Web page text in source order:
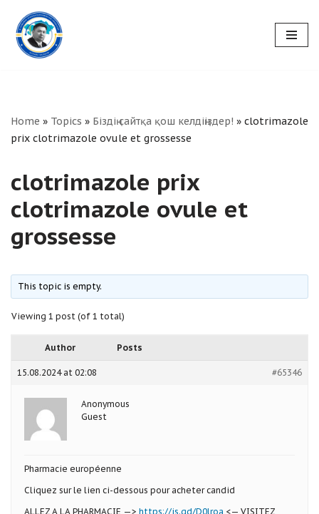
Skip
to
Home » Topics » Біздің сайтқа қош келдіңіздер! » clotrimazole
prix clotrimazole ovule et grossesse
clotrimazole prix
clotrimazole ovule et
grossesse
This topic is empty.
Viewing 1 post (of 1 total)
Author Posts
15.08.2024 at 02:08 #65346
Anonymous
Guest
Pharmacie européenne
Cliquez sur le lien ci-dessous pour acheter candid
ALLEZ A LA PHARMACIE —> https://is.gd/D0lroa <— VISITEZ